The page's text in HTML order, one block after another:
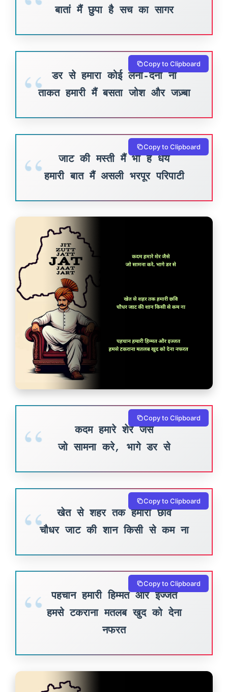
बातां मैं छुपा है सच का सागर
डर से हमारा कोई लेना-देना ना
ताकत हमारी मैं बसता जोश और जज़्बा
Copy to Clipboard
जाट की मस्ती मैं भी है धैर्य
हमारी बात मैं असली भरपूर परिपाटी
Copy to Clipboard
कदम हमारे शेर जैसे
जो सामना करे, भागे डर से
Copy to Clipboard
खेत से शहर तक हमारी छवि
चौधर जाट की शान किसी से कम ना
Copy to Clipboard
पहचान हमारी हिम्मत और इज्जत
हमसे टकराना मतलब खुद को देना
नफरत
Copy to Clipboard